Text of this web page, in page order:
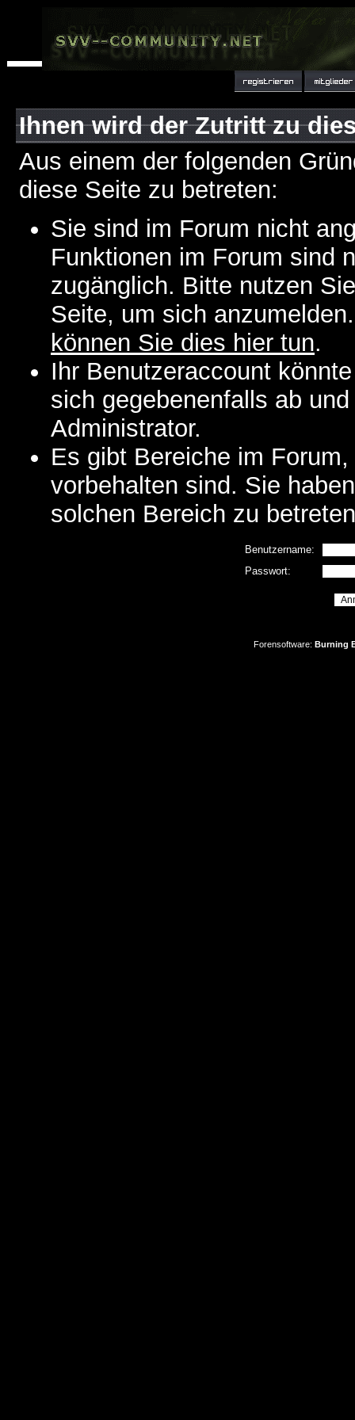
Ihnen wird der Zutritt zu
Aus einem der folgenden
diese Seite zu betreten:
Sie sind im Forum nicht
Funktionen im Forum sind
zugänglich. Bitte nutzen
Seite, um sich
können Sie dies hier tun.
Ihr Benutzeraccount
sich gegebenenfalls ab
Administrator.
Es gibt Bereiche im
vorbehalten sind. Sie
solchen Bereich zu
Benutzername:
Passwort:
Forensoftware: Burning